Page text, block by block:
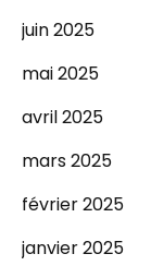
juin 2025
mai 2025
avril 2025
mars 2025
février 2025
janvier 2025